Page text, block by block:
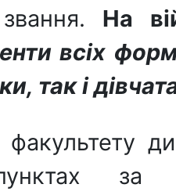
На
всіх
так і
факультету